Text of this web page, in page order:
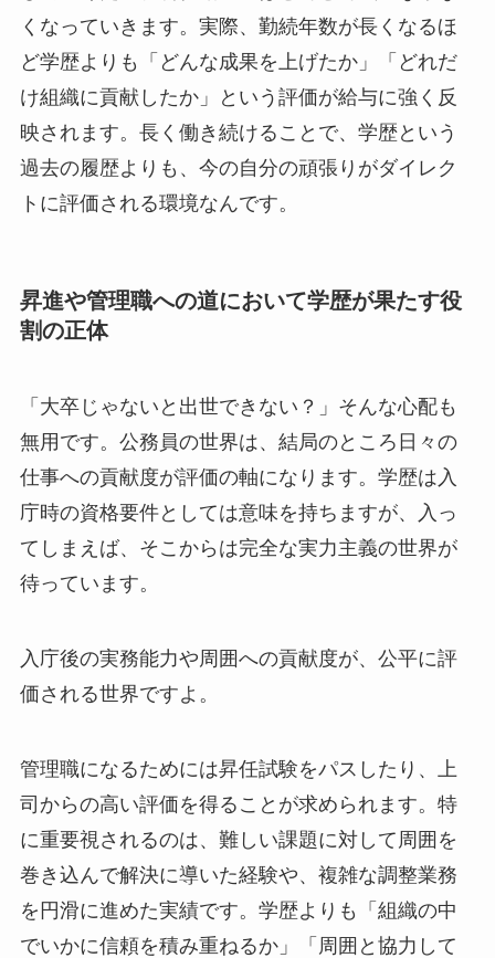
くなっていきます。実際、勤続年数が長くなるほ
ど学歴よりも「どんな成果を上げたか」「どれだ
け組織に貢献したか」という評価が給与に強く反
映されます。長く働き続けることで、学歴という
過去の履歴よりも、今の自分の頑張りがダイレク
トに評価される環境なんです。
昇進や管理職への道において学歴が果たす役
割の正体
「大卒じゃないと出世できない？」そんな心配も
無用です。公務員の世界は、結局のところ日々の
仕事への貢献度が評価の軸になります。学歴は入
庁時の資格要件としては意味を持ちますが、入っ
てしまえば、そこからは完全な実力主義の世界が
待っています。
入庁後の実務能力や周囲への貢献度が、公平に評
価される世界ですよ。
管理職になるためには昇任試験をパスしたり、上
司からの高い評価を得ることが求められます。特
に重要視されるのは、難しい課題に対して周囲を
巻き込んで解決に導いた経験や、複雑な調整業務
を円滑に進めた実績です。学歴よりも「組織の中
でいかに信頼を積み重ねるか」「周囲と協力して